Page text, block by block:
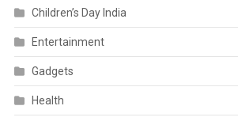
Children’s Day India
Entertainment
Gadgets
Health